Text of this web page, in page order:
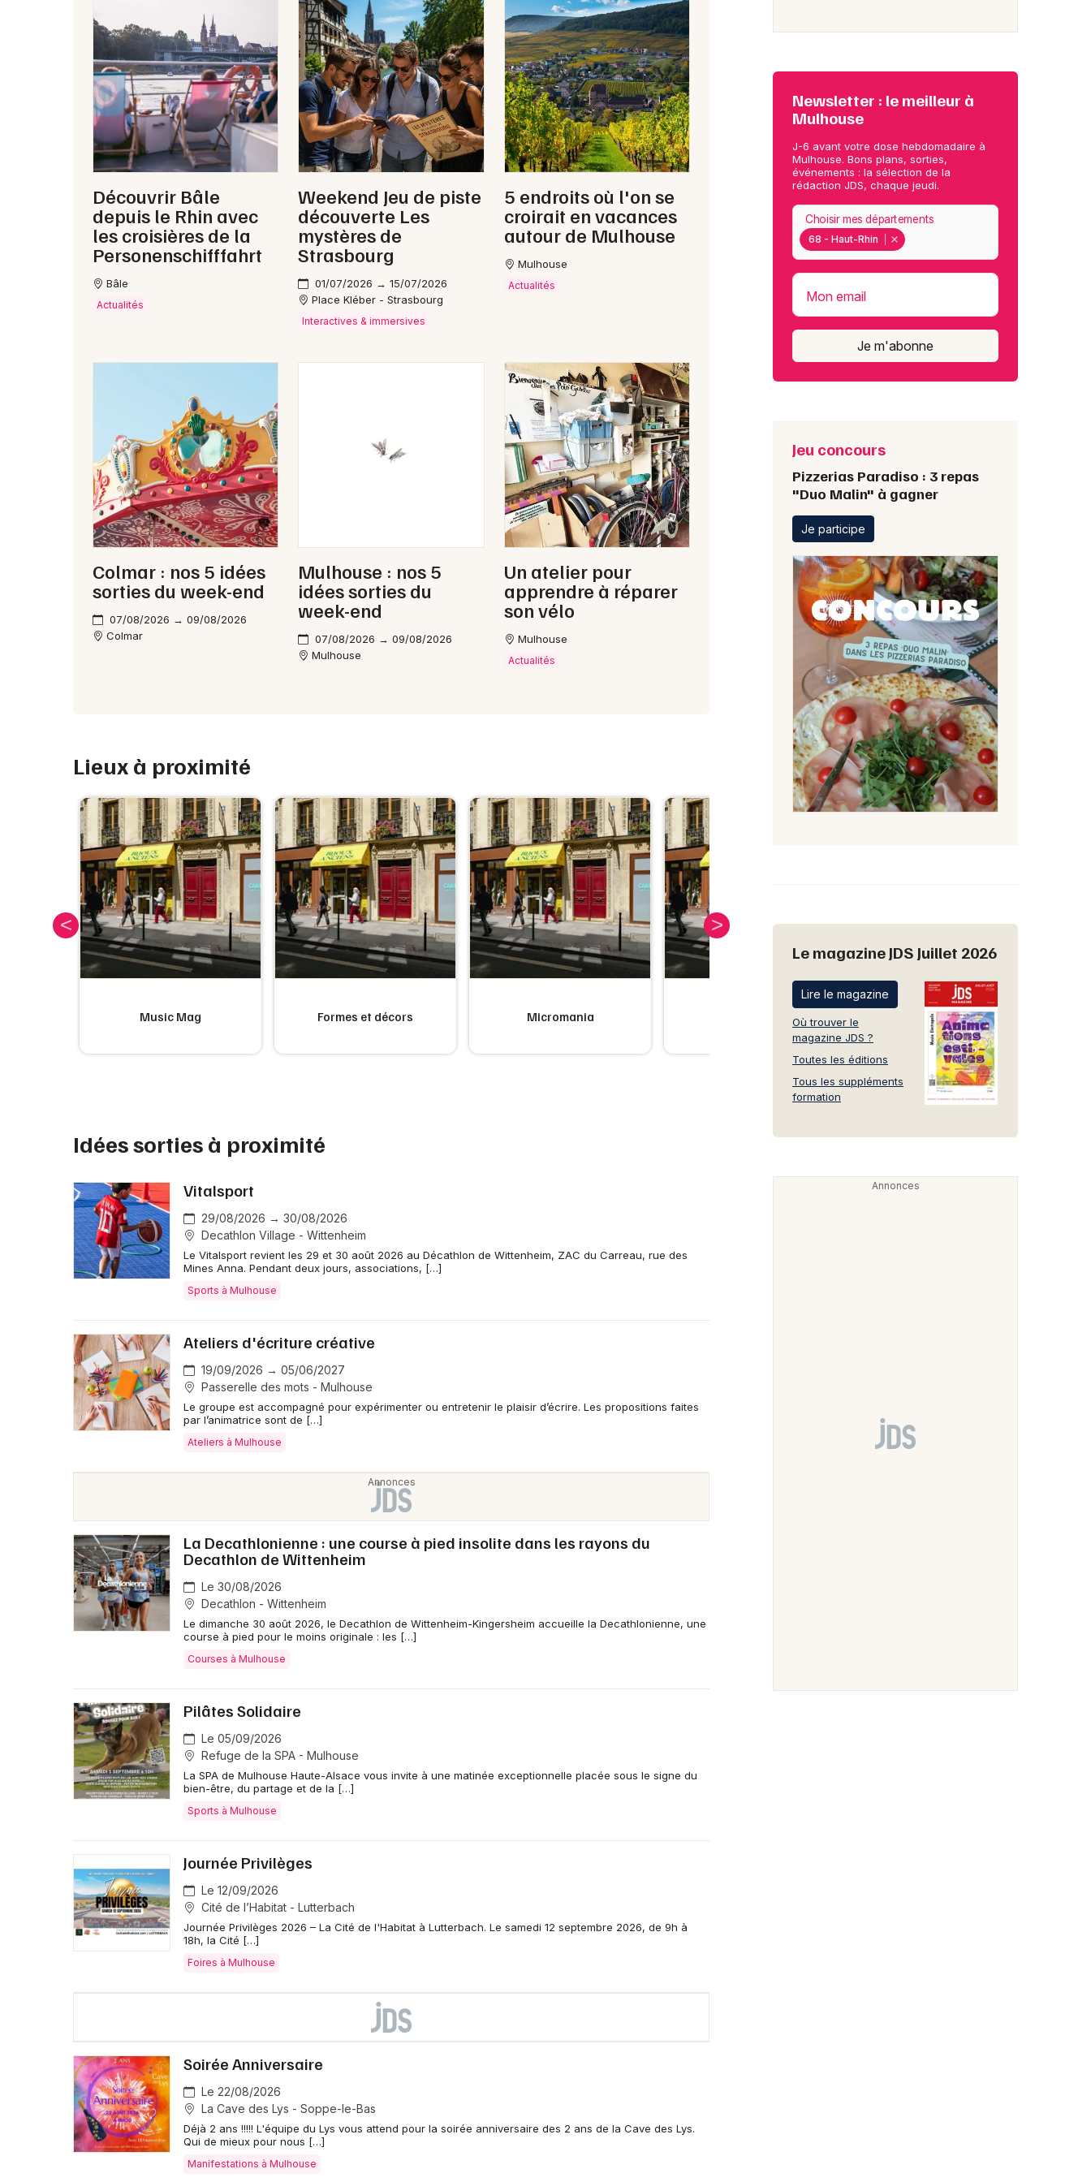
Jeux concours
Newsletter des sorties
Artistes en tournée
Actus à Mulhouse
Magazine à Mulhouse
Actus tourisme & loisirs
Restaurants
68 - Haut-Rhin
Choisir mes départements
Découvrir Bâle
depuis le Rhin avec
les croisières de la
Personenschifffahrt
Bâle
Actualités
Weekend Jeu de piste
découverte Les
mystères de
Strasbourg
01/07/2026 → 15/07/2026
Place Kléber - Strasbourg
Interactives & immersives
5 endroits où l'on se
croirait en vacances
autour de Mulhouse
Mulhouse
Actualités
Colmar : nos 5 idées
sorties du week-end
07/08/2026 → 09/08/2026
Colmar
Mulhouse : nos 5
idées sorties du
week-end
07/08/2026 → 09/08/2026
Mulhouse
Un atelier pour
apprendre à réparer
son vélo
Mulhouse
Actualités
Lieux à proximité
Music Mag Formes et décors Micromania Fleuris et Vous Séphora Cora Wittenheim
Idées sorties à proximité
Vitalsport
29/08/2026 → 30/08/2026
Decathlon Village - Wittenheim
Le Vitalsport revient les 29 et 30 août 2026 au Décathlon de Wittenheim, ZAC du Carreau, rue des
Mines Anna. Pendant deux jours, associations, […]
Sports à Mulhouse
Ateliers d'écriture créative
19/09/2026 → 05/06/2027
Passerelle des mots - Mulhouse
Le groupe est accompagné pour expérimenter ou entretenir le plaisir d’écrire. Les propositions faites
par l’animatrice sont de […]
Ateliers à Mulhouse
La Decathlonienne : une course à pied insolite dans les rayons du
Decathlon de Wittenheim
Le 30/08/2026
Decathlon - Wittenheim
Le dimanche 30 août 2026, le Decathlon de Wittenheim-Kingersheim accueille la Decathlonienne, une
course à pied pour le moins originale : les […]
Courses à Mulhouse
Pilâtes Solidaire
Le 05/09/2026
Refuge de la SPA - Mulhouse
La SPA de Mulhouse Haute-Alsace vous invite à une matinée exceptionnelle placée sous le signe du
bien-être, du partage et de la […]
Sports à Mulhouse
Journée Privilèges
Le 12/09/2026
Cité de l’Habitat - Lutterbach
Journée Privilèges 2026 – La Cité de l'Habitat à Lutterbach. Le samedi 12 septembre 2026, de 9h à
18h, la Cité […]
Foires à Mulhouse
Soirée Anniversaire
Le 22/08/2026
La Cave des Lys - Soppe-le-Bas
Déjà 2 ans !!!!! L'équipe du Lys vous attend pour la soirée anniversaire des 2 ans de la Cave des Lys.
Qui de mieux pour nous […]
Manifestations à Mulhouse
Newsletter : le meilleur à
Mulhouse
J-6 avant votre dose hebdomadaire à
Mulhouse. Bons plans, sorties,
événements : la sélection de la
rédaction JDS, chaque jeudi.
68 - Haut-Rhin
Choisir mes départements
Mon email
Je m'abonne
Jeu concours
Pizzerias Paradiso : 3 repas
"Duo Malin" à gagner
Je participe
Le magazine JDS Juillet 2026
Lire le magazine
Où trouver le
magazine JDS ?
Toutes les éditions
Tous les suppléments
formation